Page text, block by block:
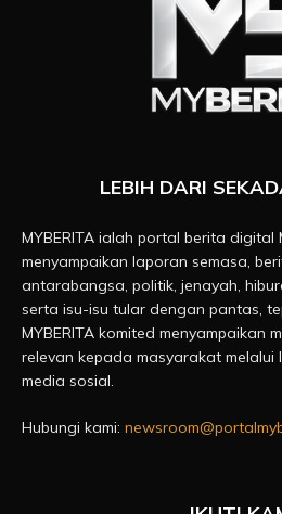
LEBIH DARI
MYBERITA ialah portal berita digital
menyampaikan laporan semasa,
antarabangsa, politik, jenayah,
serta isu-isu tular dengan pantas,
MYBERITA komited menyampaikan
relevan kepada masyarakat
media sosial.
Hubungi kami: